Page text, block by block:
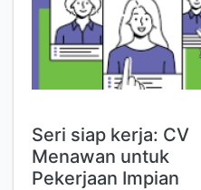
Seri siap kerja: CV
Menawan untuk
Pekerjaan Impian